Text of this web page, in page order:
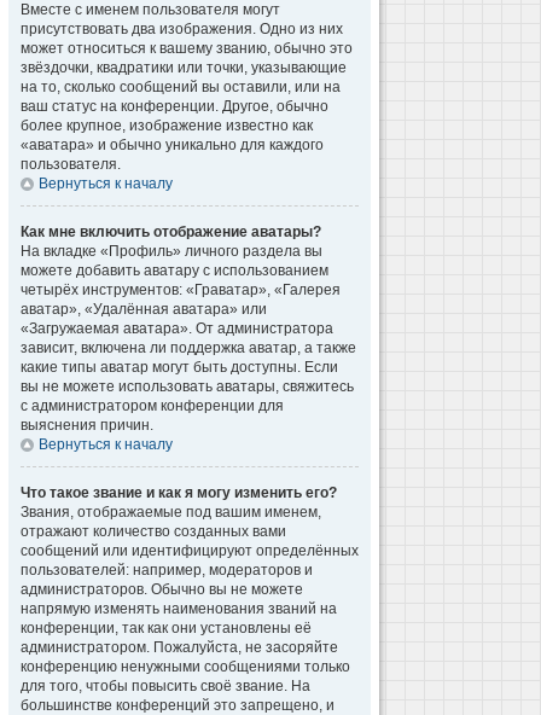
Вместе с именем пользователя могут
присутствовать два изображения. Одно из них
может относиться к вашему званию, обычно это
звёздочки, квадратики или точки, указывающие
на то, сколько сообщений вы оставили, или на
ваш статус на конференции. Другое, обычно
более крупное, изображение известно как
«аватара» и обычно уникально для каждого
пользователя.
Вернуться к началу
Как мне включить отображение аватары?
На вкладке «Профиль» личного раздела вы
можете добавить аватару с использованием
четырёх инструментов: «Граватар», «Галерея
аватар», «Удалённая аватара» или
«Загружаемая аватара». От администратора
зависит, включена ли поддержка аватар, а также
какие типы аватар могут быть доступны. Если
вы не можете использовать аватары, свяжитесь
с администратором конференции для
выяснения причин.
Вернуться к началу
Что такое звание и как я могу изменить его?
Звания, отображаемые под вашим именем,
отражают количество созданных вами
сообщений или идентифицируют определённых
пользователей: например, модераторов и
администраторов. Обычно вы не можете
напрямую изменять наименования званий на
конференции, так как они установлены её
администратором. Пожалуйста, не засоряйте
конференцию ненужными сообщениями только
для того, чтобы повысить своё звание. На
большинстве конференций это запрещено, и